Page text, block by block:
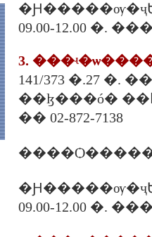
09.00-12.00 �.
3.
�� 02-872-7138
09.00-12.00 �.